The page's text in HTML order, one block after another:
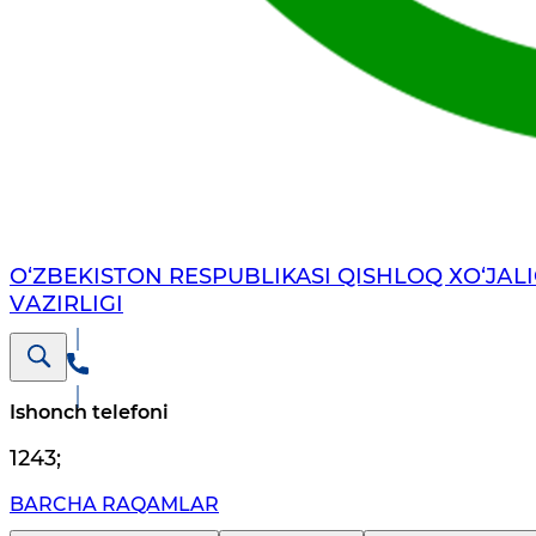
O‘ZBEKISTON RESPUBLIKASI QISHLOQ
VАZIRLIGI
Ishonch telefoni
1243;
BARCHA RAQAMLAR